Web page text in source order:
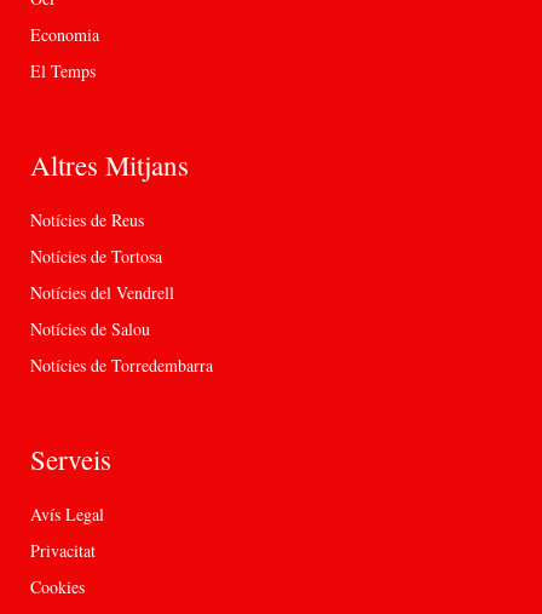
Economia
El Temps
Altres Mitjans
Notícies de Reus
Notícies de Tortosa
Notícies del Vendrell
Notícies de Salou
Notícies de Torredembarra
Serveis
Avís Legal
Privacitat
Cookies